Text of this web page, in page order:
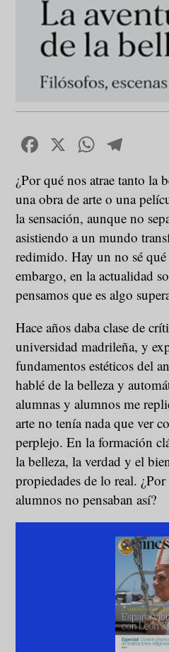
Facebook
X
¿Por qué nos atrae tanto la
una obra de arte o una
la sensación, aunque no
asistiendo a un mundo
redimido. Hay un no sé
embargo, en la actualidad
pensamos que es algo
Hace años daba clase de
universidad madrileña, y
fundamentos estéticos del
hablé de la belleza y
alumnas y alumnos me
arte no tenía nada que ver
perplejo. En la formación
la belleza, la verdad y el
propiedades de lo real.
alumnos no pensaban así?